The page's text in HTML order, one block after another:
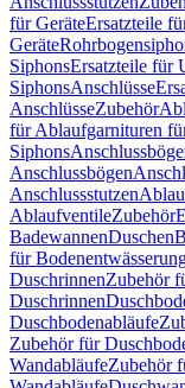
für GeräteErsatzteile
Geräte
SiphonsErsatzteile für
SiphonsAnschlüsse
AnschlüsseZubehör
für Ablaufgarnituren
Siphons
Anschlussbögen
Anschlussstutzen
AblaufventileZubehör
BadewannenDuschen
für
DuschrinnenZubehör
Duschrinnen
Duschbodenabläufe
Zubehör für
WandabläufeZubehör